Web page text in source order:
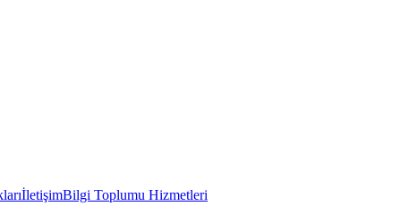
İletişimBilgi Toplumu Hizmetleri